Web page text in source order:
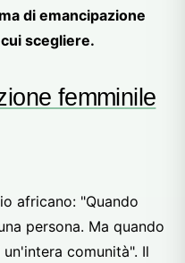
di emancipazione
scegliere.
femminile
africano: "Quando
persona. Ma quando
comunità". Il